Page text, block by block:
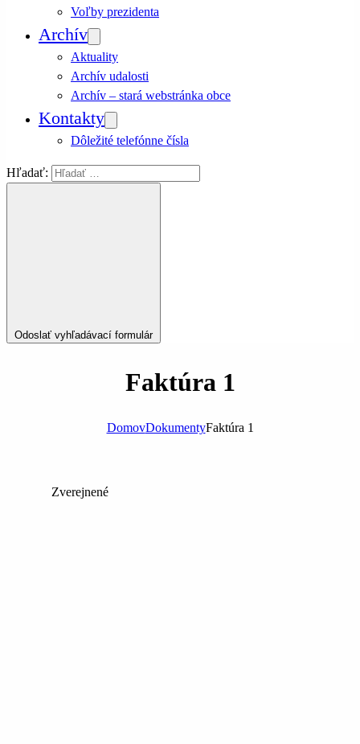
Voľby prezidenta
Archív
Aktuality
Archív udalosti
Archív – stará webstránka obce
Kontakty
Dôležité telefónne čísla
Hľadať:
Odoslať vyhľadávací formulár
Faktúra 1
DomovDokumentyFaktúra 1
Zverejnené